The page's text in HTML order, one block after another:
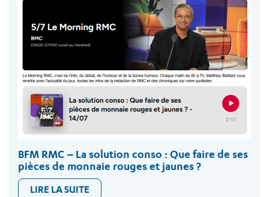
BFM RMC – La solution conso : Que faire de ses
pièces de monnaie rouges et jaunes ?
LIRE LA SUITE